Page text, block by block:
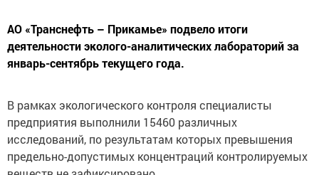
деятельности эколого-аналитических лабораторий за
январь-сентябрь текущего года.
предприятия выполнили 15460 различных
исследований, по результатам которых превышения
предельно-допустимых концентраций контролируемых
веществ не зафиксировано.